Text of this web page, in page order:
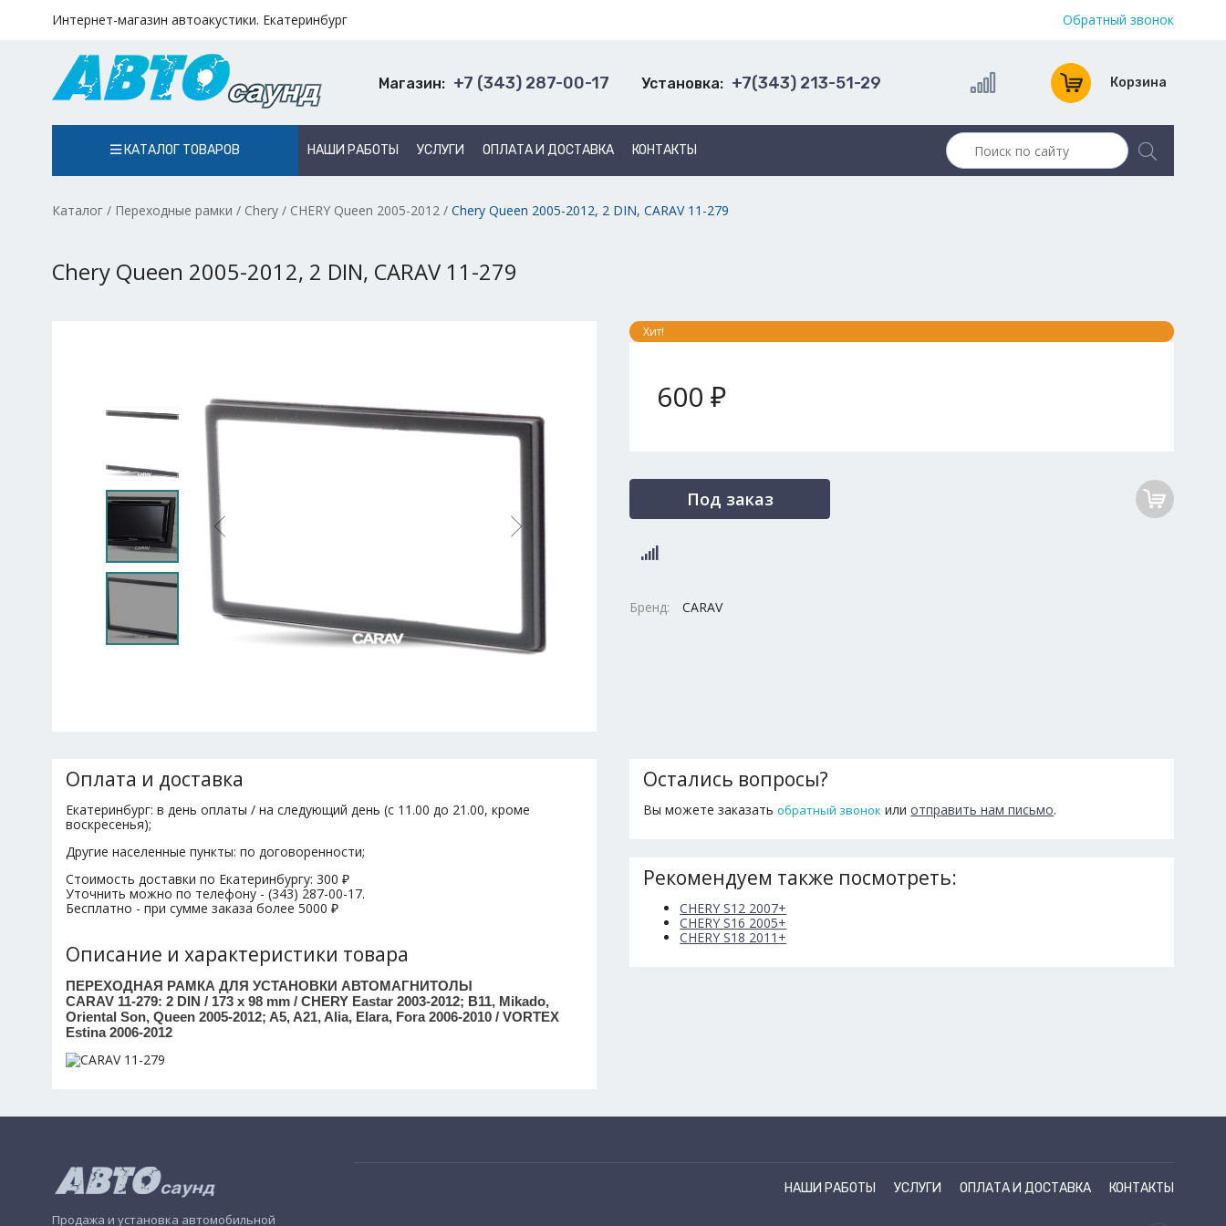
Интернет-магазин автоакустики. Екатеринбург Обратный звонок
Магазин: +7 (343) 287-00-17 Установка: +7(343) 213-51-29 Корзина
КАТАЛОГ ТОВАРОВ НАШИ РАБОТЫ УСЛУГИ ОПЛАТА И ДОСТАВКА КОНТАКТЫ
Каталог / Переходные рамки / Chery / CHERY Queen 2005-2012 / Chery Queen 2005-2012, 2 DIN, CARAV 11-279
Chery Queen 2005-2012, 2 DIN, CARAV 11-279
Хит!
600 ₽
Под заказ
Бренд: CARAV
Оплата и доставка
Екатеринбург: в день оплаты / на следующий день (с 11.00 до 21.00, кроме
воскресенья);
Другие населенные пункты: по договоренности;
Стоимость доставки по Екатеринбургу: 300 ₽
Уточнить можно по телефону - (343) 287-00-17.
Бесплатно - при сумме заказа более 5000 ₽
Описание и характеристики товара
ПЕРЕХОДНАЯ РАМКА ДЛЯ УСТАНОВКИ АВТОМАГНИТОЛЫ
CARAV 11-279: 2 DIN / 173 x 98 mm / CHERY Eastar 2003-2012; B11, Mikado,
Oriental Son, Queen 2005-2012; A5, A21, Alia, Elara, Fora 2006-2010 / VORTEX
Estina 2006-2012
Остались вопросы?
Вы можете заказатьобратный звонок илиотправить нам письмо.
Рекомендуем также посмотреть:
CHERY S12 2007+
CHERY S16 2005+
CHERY S18 2011+
Продажа и установка автомобильной
НАШИ РАБОТЫ УСЛУГИ ОПЛАТА И ДОСТАВКА КОНТАКТЫ